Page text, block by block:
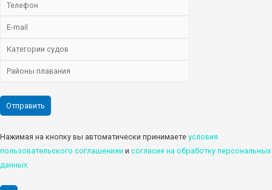
Нажимая на кнопку вы автоматически принимаете условия
пользовательского соглашенияи и cогласие на обработку персональных
данных.